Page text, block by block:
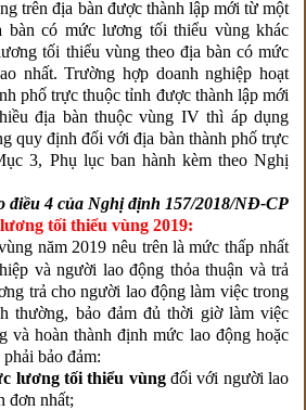
trên địa bàn được thành lập mới từ một
bàn có mức lương tối thiểu vùng khác
tối thiểu vùng theo địa bàn có mức
nhất. Trường hợp doanh nghiệp hoạt
phố trực thuộc tỉnh được thành lập mới
địa bàn thuộc vùng IV thì áp dụng
quy định đối với địa bàn thành phố trực
3, Phụ lục ban hành kèm theo Nghị
điều 4 của Nghị định 157/2018/NĐ-CP
tối thiểu vùng 2019:
năm 2019 nêu trên là mức thấp nhất
và người lao động thỏa thuận và trả
trả cho người lao động làm việc trong
thường, bảo đảm đủ thời giờ làm việc
và hoàn thành định mức lao động hoặc
bảo đảm:
lương tối thiểu vùngđối với người lao
đơn nhất;